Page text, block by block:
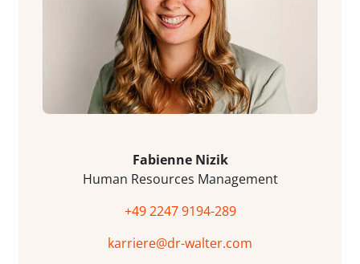
Fabienne Nizik
Human Resources Management
+49 2247 9194-289
karriere@dr-walter.com